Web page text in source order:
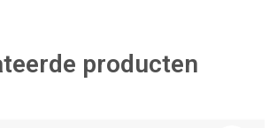
producten